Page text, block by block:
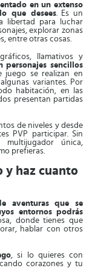
en un extenso
que desees. Es un
libertad para luchar
explorar zonas
entre otras cosas.
llamativos y
personajes sencillos
juego se realizan en
variantes. Por
habitación, en las
presentan partidas
de niveles y desde
PVP participar. Sin
única,
prefieras.
y haz cuanto
aventuras que se
entornos podrás
donde tienes que
hablar con otros
, si lo quieres con
corazones y tu